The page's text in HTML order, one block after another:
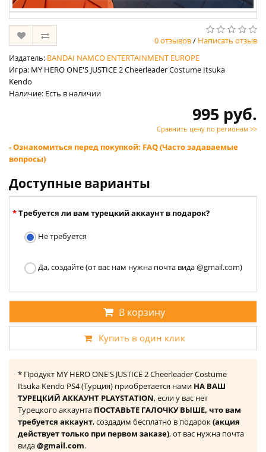
0 отзывов/ Написать отзыв
Издатель: BANDAI NAMCO ENTERTAINMENT EUROPE
Игра: MY HERO ONE'S JUSTICE 2 Cheerleader Costume Itsuka
Kendo
Наличие: Есть в наличии
995 руб.
Сравнить цену по регионам >>
- Ознакомиться перед покупкой: FAQ (Часто задаваемые
вопросы)
Доступные варианты
Требуется ли вам турецкий аккаунт в подарок?
Не требуется
Да, создайте (от вас нам нужна почта вида @gmail.com)
В корзину
Купить в один клик
* Продукт MY HERO ONE'S JUSTICE 2 Cheerleader Costume
Itsuka Kendo PS4 (Турция) приобретается нами НА ВАШ
ТУРЕЦКИЙ АККАУНТ PLAYSTATION, если у вас нет
Турецкого аккаунта ПОСТАВЬТЕ ГАЛОЧКУ ВЫШЕ, что вам
требуется аккаунт, создадим бесплатно в подарок(акция
действует только при первом заказе), от вас нужна почта
вида@gmail.com.